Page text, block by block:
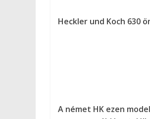
Heckler und Koch 630
A német HK ezen